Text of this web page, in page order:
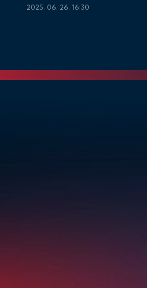
2025. 06. 26. 16:30